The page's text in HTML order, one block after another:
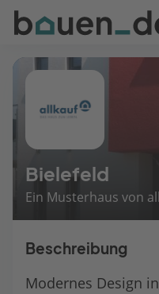
Bauen
Logo
Anmelden
Bielefeld
Ein Musterhaus von
Beschreibung
Modernes Design